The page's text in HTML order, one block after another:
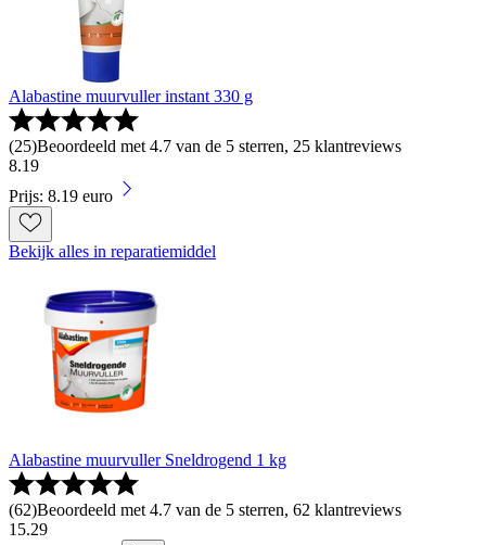
Alabastine muurvuller instant 330 g
(25)Beoordeeld met 4.7 van de 5 sterren, 25 klantreviews
8.19
Prijs: 8.19 euro
Bekijk alles in reparatiemiddel
Alabastine muurvuller Sneldrogend 1 kg
(62)Beoordeeld met 4.7 van de 5 sterren, 62 klantreviews
15.29